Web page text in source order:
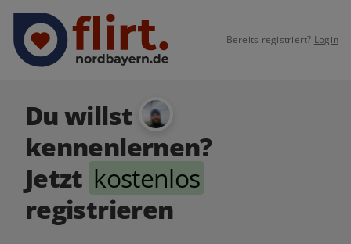
Bereits registriert? Login
Du willst
kennenlernen?
Jetzt kostenlos
registrieren